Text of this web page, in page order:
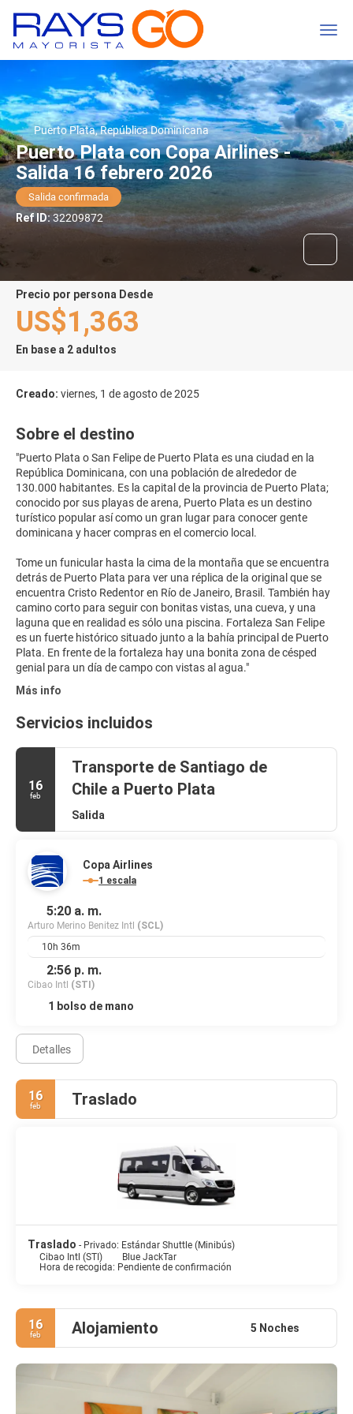
Puerto Plata, República Dominicana
Puerto Plata con Copa Airlines -
Salida 16 febrero 2026
Salida confirmada
Ref ID: 32209872
precio por persona Desde
US$1,363
En base a 2 adultos
Creado: viernes, 1 de agosto de 2025
Sobre el destino
"Puerto Plata o San Felipe de Puerto Plata es una ciudad en la
República Dominicana, con una población de alrededor de
130.000 habitantes. Es la capital de la provincia de Puerto Plata;
conocido por sus playas de arena, Puerto Plata es un destino
turístico popular así como un gran lugar para conocer gente
dominicana y hacer compras en el comercio local.
Tome un funicular hasta la cima de la montaña que se encuentra
detrás de Puerto Plata para ver una réplica de la original que se
encuentra Cristo Redentor en Río de Janeiro, Brasil. También hay
camino corto para seguir con bonitas vistas, una cueva, y una
laguna que en realidad es sólo una piscina. Fortaleza San Felipe
es un fuerte histórico situado junto a la bahía principal de Puerto
Plata. En frente de la fortaleza hay una bonita zona de césped
Más info
Servicios incluidos
16
feb
Transporte de Santiago de
Chile a Puerto Plata
Salida
Copa Airlines
1 escala
5:20 a. m.
Arturo Merino Benitez Intl (SCL)
10h 36m
2:56 p. m.
Cibao Intl (STI)
1 bolso de mano
Detalles
16
feb Traslado
Traslado - Privado: Estándar Shuttle (Minibús)
Cibao Intl (STI)
Blue JackTar
Hora de recogida: Pendiente de confirmación
16
feb Alojamiento 5 Noches